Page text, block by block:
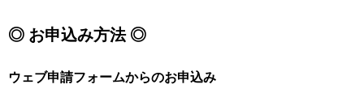
◎ お申込み方法 ◎
ウェブ申請フォームからのお申込み